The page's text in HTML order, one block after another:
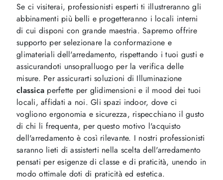
Se ci visiterai, professionisti esperti ti illustreranno gli
abbinamenti più belli e progetteranno i locali interni
di cui disponi con grande maestria. Sapremo offrire
supporto per selezionare la conformazione e
glimateriali dell'arredamento, rispettando i tuoi gusti e
assicurandoti unsopralluogo per la verifica delle
misure. Per assicurarti soluzioni di Illuminazione
classica perfette per glidimensioni e il mood dei tuoi
locali, affidati a noi. Gli spazi indoor, dove ci
vogliono ergonomia e sicurezza, rispecchiano il gusto
di chi li frequenta, per questo motivo l'acquisto
dell'arredamento è così rilevante. I nostri professionisti
saranno lieti di assisterti nella scelta dell'arredamento
pensati per esigenze di classe e di praticità, unendo in
modo ottimale doti di praticità ed estetica.